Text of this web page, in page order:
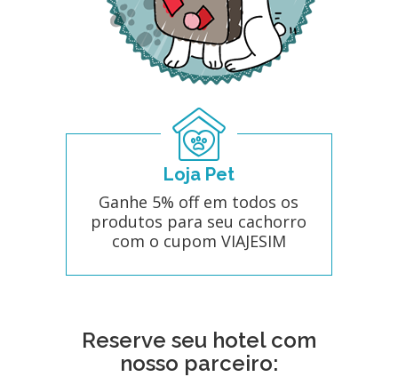
Loja Pet
Ganhe 5% off em todos os
produtos para seu cachorro
com o cupom VIAJESIM
Reserve seu hotel com
nosso parceiro: